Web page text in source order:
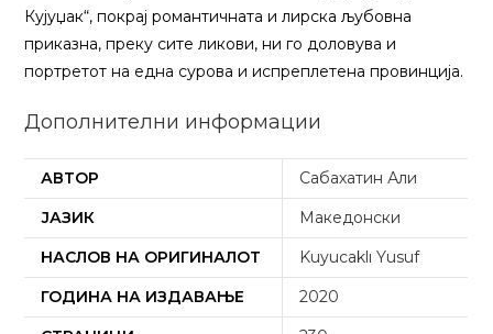
Кујуџак“, покрај романтичната и лирска љубовна
приказна, преку сите ликови, ни го доловува и
портретот на една сурова и испреплетена провинција.
Дополнителни информации
АВТОР
Сабахатин Али
ЈАЗИК
Македонски
НАСЛОВ НА ОРИГИНАЛОТ
Kuyucaklı Yusuf
ГОДИНА НА ИЗДАВАЊЕ
2020